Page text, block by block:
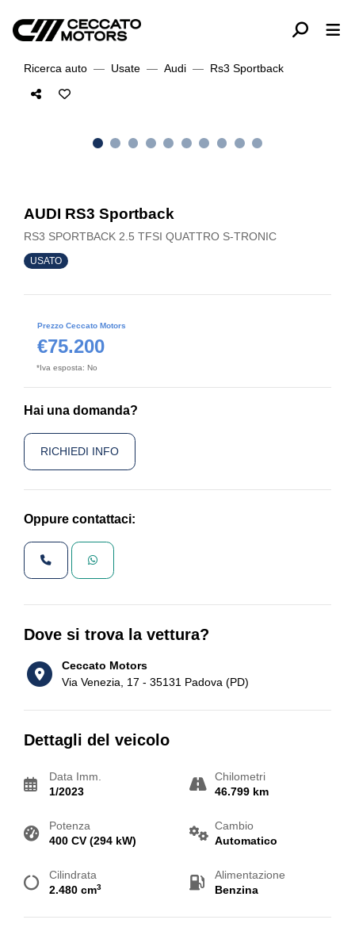
Ricerca auto Usate Audi Rs3 Sportback
AUDI RS3 Sportback
RS3 SPORTBACK 2.5 TFSI QUATTRO S-TRONIC
USATO
Prezzo Ceccato Motors
€75.200
*Iva esposta: No
Hai una domanda?
RICHIEDI INFO
Oppure contattaci:
Dove si trova la vettura?
Ceccato Motors
Via Venezia, 17 - 35131 Padova (PD)
Dettagli del veicolo
Data Imm.
1/2023
Chilometri
46.799 km
Potenza
400 CV (294 kW)
Cambio
Automatico
Cilindrata
2.480 cm3
Alimentazione
Benzina